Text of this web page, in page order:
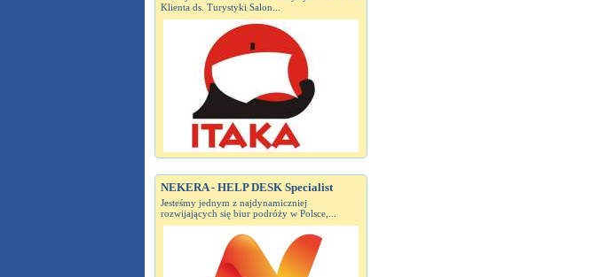
Klienta ds. Turystyki Salon...
NEKERA - HELP DESK Specialist
Jesteśmy jednym z najdynamiczniej
rozwijających się biur podróży w Polsce,...